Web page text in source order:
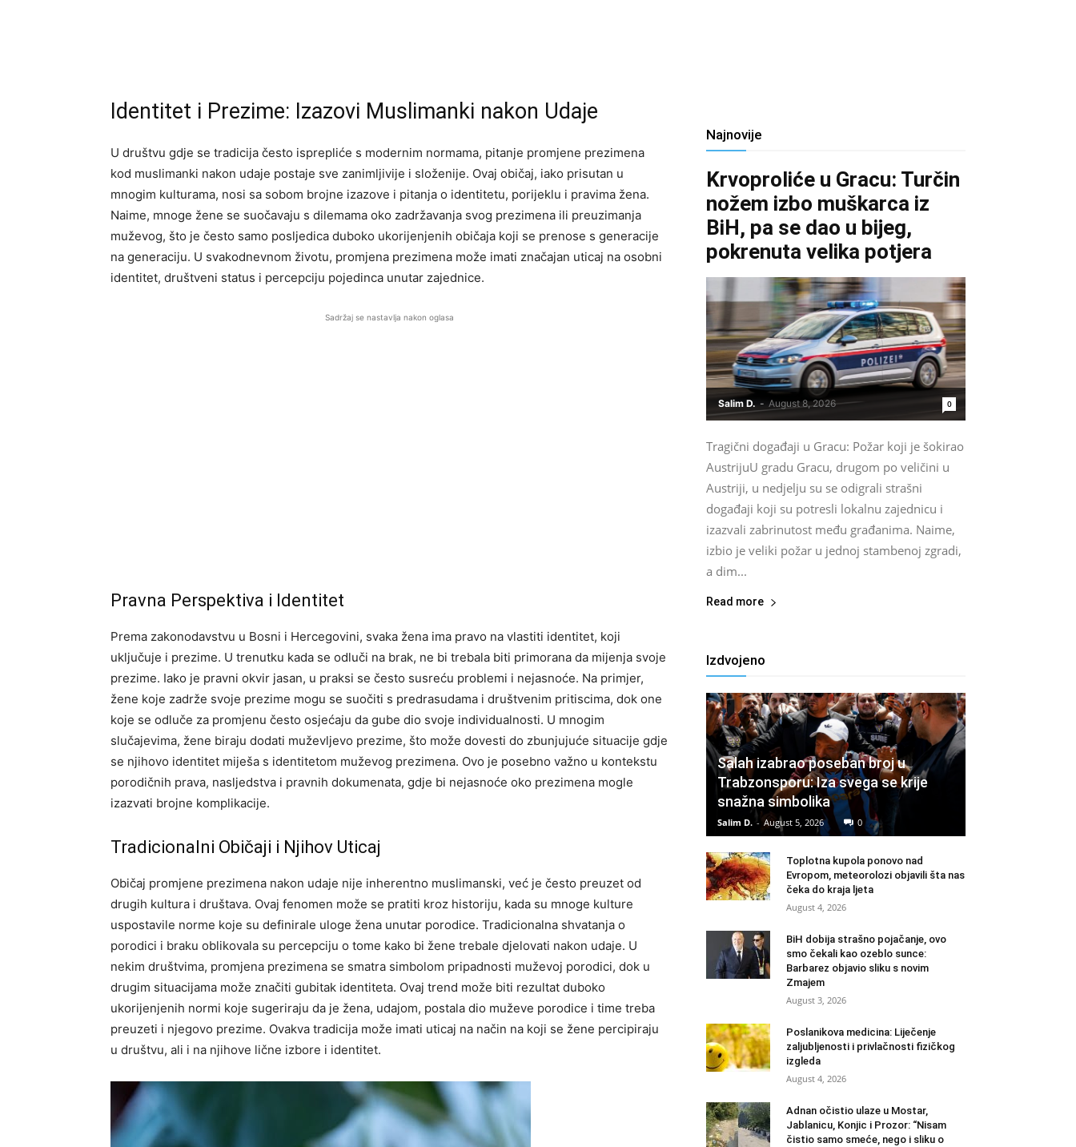
Identitet i Prezime: Izazovi Muslimanki nakon Udaje
U društvu gdje se tradicija često isprepliće s modernim normama, pitanje promjene prezimena
kod muslimanki nakon udaje postaje sve zanimljivije i složenije. Ovaj običaj, iako prisutan u
mnogim kulturama, nosi sa sobom brojne izazove i pitanja o identitetu, porijeklu i pravima žena.
Naime, mnoge žene se suočavaju s dilemama oko zadržavanja svog prezimena ili preuzimanja
muževog, što je često samo posljedica duboko ukorijenjenih običaja koji se prenose s generacije
na generaciju. U svakodnevnom životu, promjena prezimena može imati značajan uticaj na osobni
identitet, društveni status i percepciju pojedinca unutar zajednice.
Sadržaj se nastavlja nakon oglasa
Pravna Perspektiva i Identitet
Prema zakonodavstvu u Bosni i Hercegovini, svaka žena ima pravo na vlastiti identitet, koji
uključuje i prezime. U trenutku kada se odluči na brak, ne bi trebala biti primorana da mijenja svoje
prezime. Iako je pravni okvir jasan, u praksi se često susreću problemi i nejasnoće. Na primjer,
žene koje zadrže svoje prezime mogu se suočiti s predrasudama i društvenim pritiscima, dok one
koje se odluče za promjenu često osjećaju da gube dio svoje individualnosti. U mnogim
slučajevima, žene biraju dodati muževljevo prezime, što može dovesti do zbunjujuće situacije gdje
se njihovo identitet miješa s identitetom muževog prezimena. Ovo je posebno važno u kontekstu
porodičnih prava, nasljedstva i pravnih dokumenata, gdje bi nejasnoće oko prezimena mogle
izazvati brojne komplikacije.
Tradicionalni Običaji i Njihov Uticaj
Običaj promjene prezimena nakon udaje nije inherentno muslimanski, već je često preuzet od
drugih kultura i društava. Ovaj fenomen može se pratiti kroz historiju, kada su mnoge kulture
uspostavile norme koje su definirale uloge žena unutar porodice. Tradicionalna shvatanja o
porodici i braku oblikovala su percepciju o tome kako bi žene trebale djelovati nakon udaje. U
nekim društvima, promjena prezimena se smatra simbolom pripadnosti muževoj porodici, dok u
drugim situacijama može značiti gubitak identiteta. Ovaj trend može biti rezultat duboko
ukorijenjenih normi koje sugeriraju da je žena, udajom, postala dio muževe porodice i time treba
preuzeti i njegovo prezime. Ovakva tradicija može imati uticaj na način na koji se žene percipiraju
u društvu, ali i na njihove lične izbore i identitet.
Najnovije
Krvoproliće u Gracu: Turčin
nožem izbo muškarca iz
BiH, pa se dao u bijeg,
pokrenuta velika potjera
Salim D. - August 8, 2026 0
Tragični događaji u Gracu: Požar koji je šokirao
AustrijuU gradu Gracu, drugom po veličini u
Austriji, u nedjelju su se odigrali strašni
događaji koji su potresli lokalnu zajednicu i
izazvali zabrinutost među građanima. Naime,
izbio je veliki požar u jednoj stambenoj zgradi,
a dim...
Read more
Izdvojeno
Salah izabrao poseban broj u
Trabzonsporu: Iza svega se krije
snažna simbolika
Salim D. - August 5, 2026 0
Toplotna kupola ponovo nad
Evropom, meteorolozi objavili šta nas
čeka do kraja ljeta
August 4, 2026
BiH dobija strašno pojačanje, ovo
smo čekali kao ozeblo sunce:
Barbarez objavio sliku s novim
Zmajem
August 3, 2026
Poslanikova medicina: Liječenje
zaljubljenosti i privlačnosti fizičkog
izgleda
August 4, 2026
Adnan očistio ulaze u Mostar,
Jablanicu, Konjic i Prozor: “Nisam
čistio samo smeće, nego i sliku o